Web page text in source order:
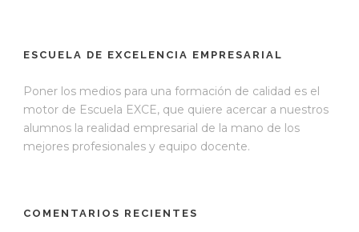
ESCUELA DE EXCELENCIA EMPRESARIAL
Poner los medios para una formación de calidad es el
motor de Escuela EXCE, que quiere acercar a nuestros
alumnos la realidad empresarial de la mano de los
mejores profesionales y equipo docente.
COMENTARIOS RECIENTES